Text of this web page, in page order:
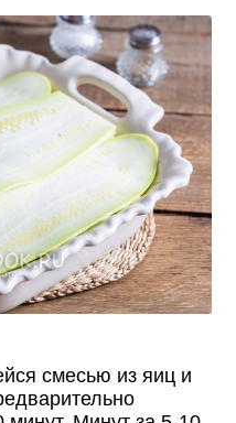
смесью из яиц и